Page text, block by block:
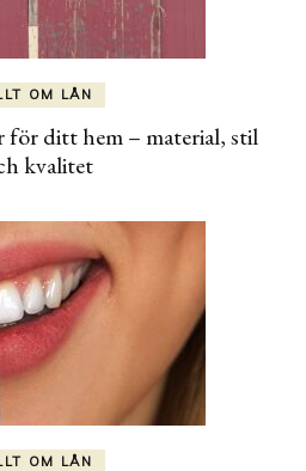
OM LÅN
för ditt hem – material, stil
kvalitet
OM LÅN